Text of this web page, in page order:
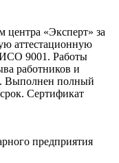
центра «Эксперт» за
аттестационную
9001. Работы
работников и
Выполнен полный
Сертификат
предприятия